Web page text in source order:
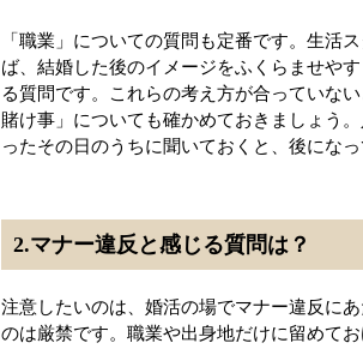
「職業」についての質問も定番です。生活
ば、結婚した後のイメージをふくらませや
る質問です。これらの考え方が合っていな
賭け事」についても確かめておきましょう
ったその日のうちに聞いておくと、後にな
2.マナー違反と感じる質問は？
注意したいのは、婚活の場でマナー違反に
のは厳禁です。職業や出身地だけに留めて